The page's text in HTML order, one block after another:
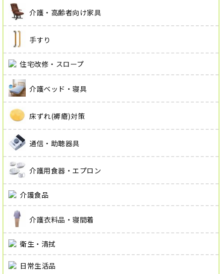
介護・高齢者向け家具
手すり
住宅改修・スロープ
介護ベッド・寝具
床ずれ(褥瘡)対策
通信・助聴器具
介護用食器・エプロン
介護食品
介護衣料品・寝間着
衛生・清拭
日常生活品